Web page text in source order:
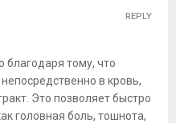
благодаря тому, что
в кровь,
Это позволяет быстро
головная боль, тошнота,
REPLY